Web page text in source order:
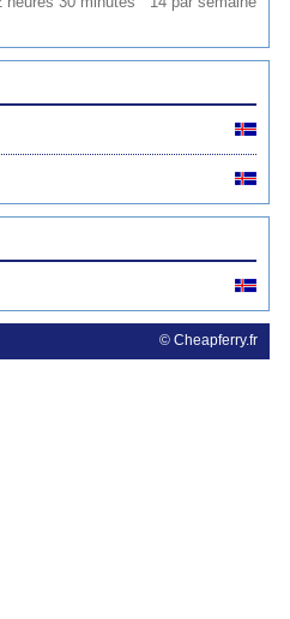
© Cheapferry.fr